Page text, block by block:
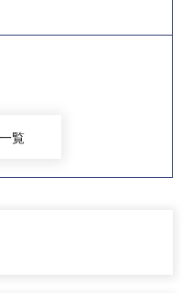
覧